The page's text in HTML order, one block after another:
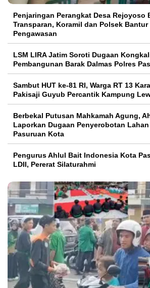
Penjaringan Perangkat Desa Rejoyoso
Transparan, Koramil dan Polsek Bantur
Pengawasan
LSM LIRA Jatim Soroti Dugaan
Pembangunan Barak Dalmas Polres
Sambut HUT ke-81 RI, Warga RT 13
Pakisaji Guyub Percantik Kampung
Berbekal Putusan Mahkamah Agung,
Laporkan Dugaan Penyerobotan
Pasuruan Kota
Pengurus Ahlul Bait Indonesia Kota
LDII, Pererat Silaturahmi